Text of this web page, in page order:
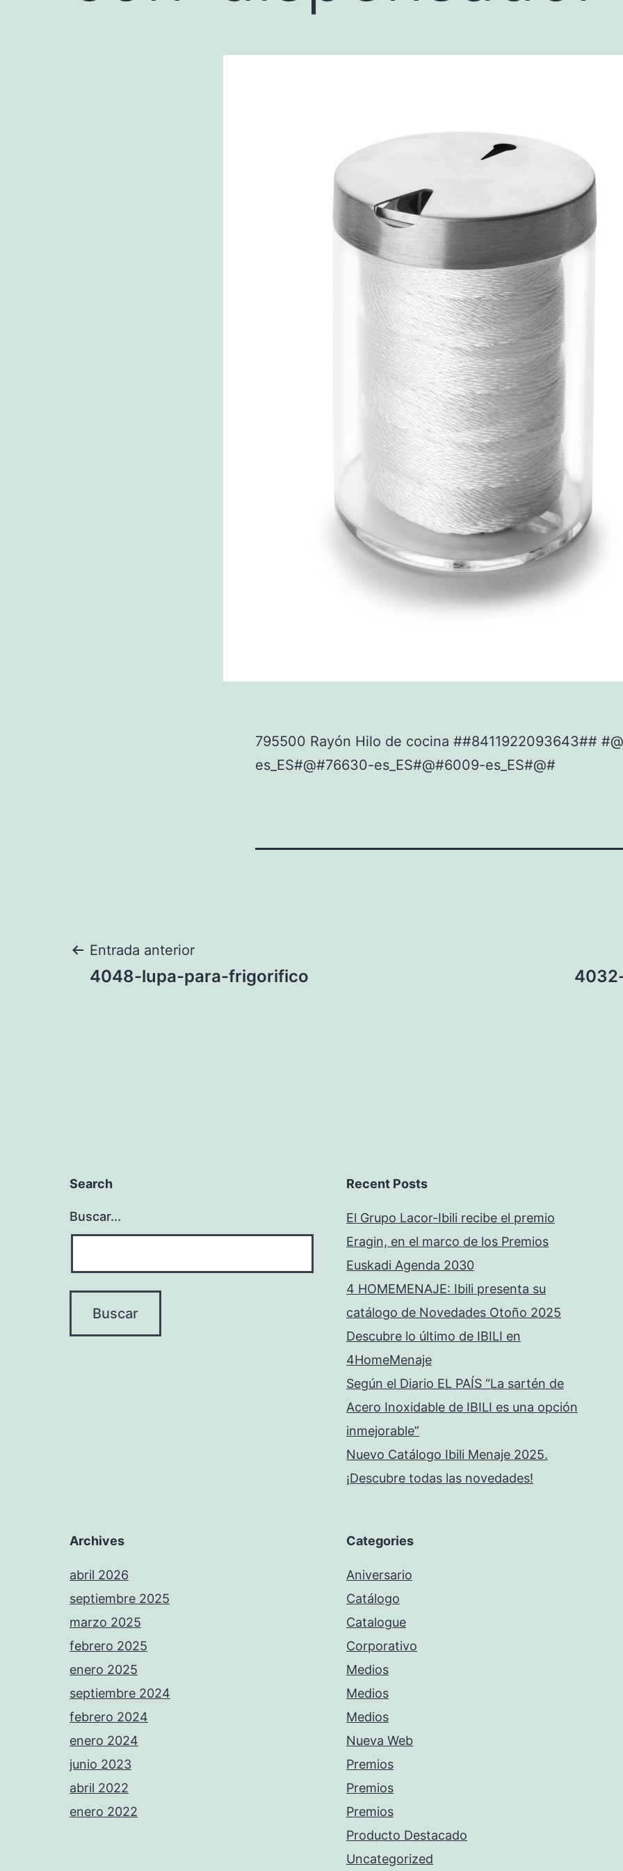
795500 Rayón Hilo de cocina ##8411922093643##
es_ES#@#76630-es_ES#@#6009-es_ES#@#
Navegación
Entrada anterior
4048-lupa-para-frigorifico
Search
Buscar...
Recent Posts
El Grupo Lacor-Ibili recibe el premio
Eragin, en el marco de los Premios
Euskadi Agenda 2030
4 HOMEMENAJE: Ibili presenta su
catálogo de Novedades Otoño 2025
Descubre lo último de IBILI en
4HomeMenaje
Según el Diario EL PAÍS “La sartén de
Acero Inoxidable de IBILI es una opción
inmejorable”
Nuevo Catálogo Ibili Menaje 2025.
¡Descubre todas las novedades!
Archives
abril 2026
septiembre 2025
marzo 2025
febrero 2025
enero 2025
septiembre 2024
febrero 2024
enero 2024
junio 2023
abril 2022
enero 2022
Categories
Aniversario
Catálogo
Catalogue
Corporativo
Medios
Medios
Medios
Nueva Web
Premios
Premios
Premios
Producto Destacado
Uncategorized